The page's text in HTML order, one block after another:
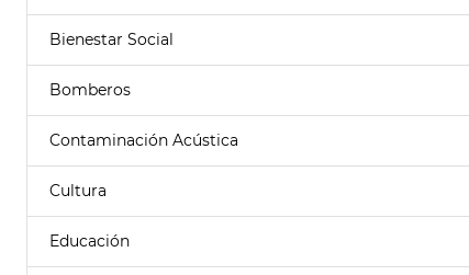
Bienestar Social
Bomberos
Contaminación Acústica
Cultura
Educación